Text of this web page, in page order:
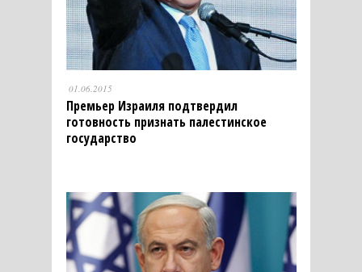
01.06.2015
Премьер Израиля подтвердил
готовность признать палестинское
государство